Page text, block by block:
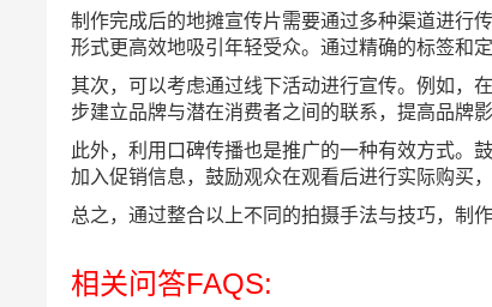
制作完成后的地摊宣传片需要通过多种渠道进行
形式更高效地吸引年轻受众。通过精确的标签和
其次，可以考虑通过线下活动进行宣传。例如，
步建立品牌与潜在消费者之间的联系，提高品牌影
此外，利用口碑传播也是推广的一种有效方式。
加入促销信息，鼓励观众在观看后进行实际购买，
总之，通过整合以上不同的拍摄手法与技巧，制
相关问答FAQS: